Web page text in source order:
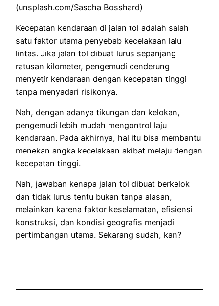
(unsplash.com/Sascha Bosshard)
Kecepatan kendaraan di jalan tol adalah salah
satu faktor utama penyebab kecelakaan lalu
lintas. Jika jalan tol dibuat lurus sepanjang
ratusan kilometer, pengemudi cenderung
menyetir kendaraan dengan kecepatan tinggi
tanpa menyadari risikonya.
Nah, dengan adanya tikungan dan kelokan,
pengemudi lebih mudah mengontrol laju
kendaraan. Pada akhirnya, hal itu bisa membantu
menekan angka kecelakaan akibat melaju dengan
kecepatan tinggi.
Nah, jawaban kenapa jalan tol dibuat berkelok
dan tidak lurus tentu bukan tanpa alasan,
melainkan karena faktor keselamatan, efisiensi
konstruksi, dan kondisi geografis menjadi
pertimbangan utama. Sekarang sudah, kan?